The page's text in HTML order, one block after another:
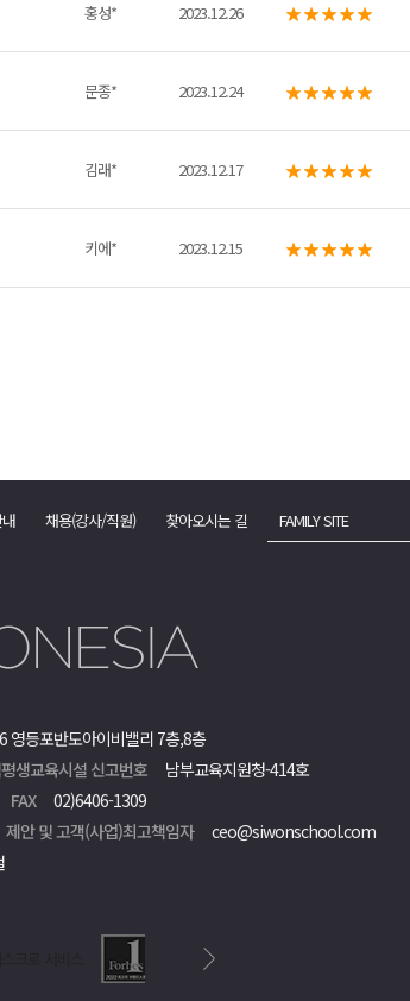
홍성* 2023.12.26
문종* 2023.12.24
김래* 2023.12.17
키에* 2023.12.15
채용(강사/직원) 찾아오시는 길 FAMILY SITE
영등포반도아이비밸리 7층,8층
생교육시설 신고번호
남부교육지원청-414호
FAX
02)6406-1309
제안 및 고객(사업)최고책임자
ceo@siwonschool.com